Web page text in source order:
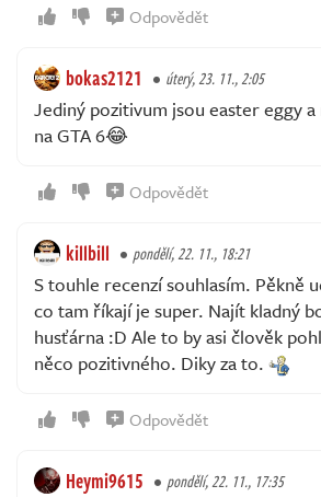
Odpovědět
bokas2121 úterý, 23. 11., 2:05
Jediný pozitivum jsou easter eggy
na GTA 6😂
Odpovědět
killbill pondělí, 22. 11., 18:21
S touhle recenzí souhlasím. Pěkně
co tam říkají je super. Najít kladný
husťárna :D Ale to by asi člověk
něco pozitivného. Diky za to.
Odpovědět
Heymi9615 pondělí, 22. 11., 17:35